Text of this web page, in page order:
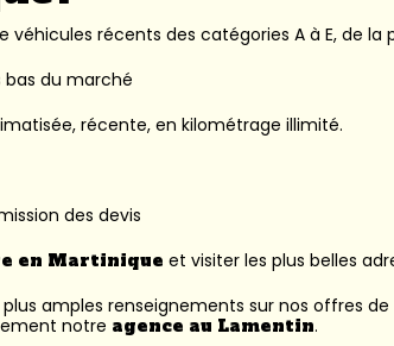
véhicules récents des catégories A à E, de
bas du marché
récente, en kilométrage illimité.
des devis
en Martinique et visiter les plus belles
plus amples renseignements sur nos offres de
notre agence au Lamentin.